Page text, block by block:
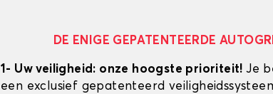
DE ENIGE GEPATENTEERDE
1- Uw veiligheid: onze hoogste prioriteit!Je
een exclusief gepatenteerd